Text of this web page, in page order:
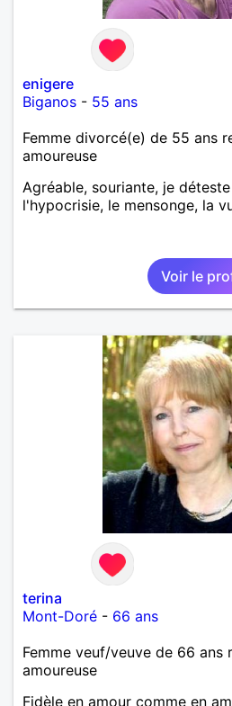
enigere
Biganos - 55 ans
Femme divorcé(e) de 55 ans
amoureuse
Agréable, souriante, je
l'hypocrisie, le mensonge, la
Voir le
terina
Mont-Doré - 66 ans
Femme veuf/veuve de 66 ans
amoureuse
Fidèle en amour comme en